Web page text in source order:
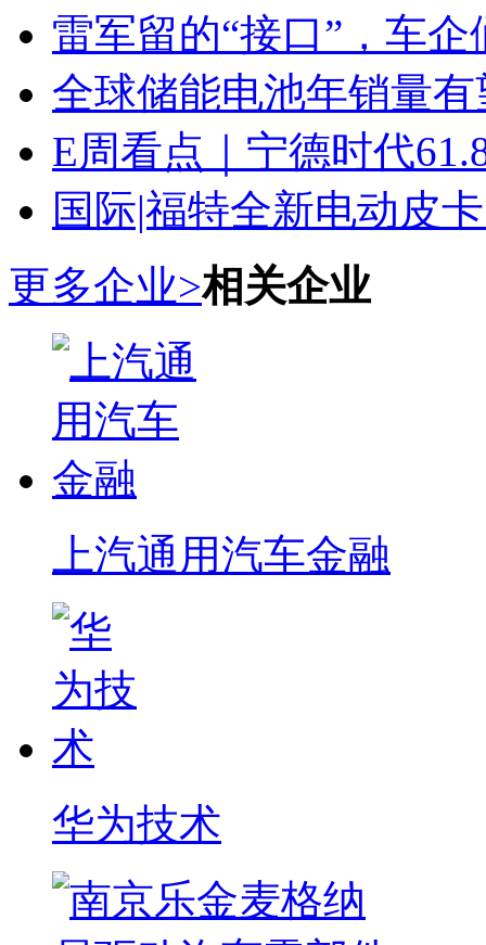
雷军留的“接口”，车
全球储能电池年销量
E周看点｜宁德时代
国际|福特全新电动皮
更多企业>相关企业
上汽通用汽车金融
华为技术